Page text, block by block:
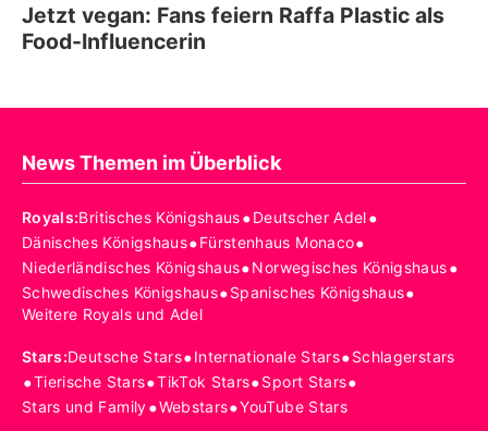
Jetzt vegan: Fans feiern Raffa Plastic als
Food-Influencerin
News Themen im Überblick
Royals:Britisches Königshaus•Deutscher Adel•
Dänisches Königshaus•Fürstenhaus Monaco•
Niederländisches Königshaus•Norwegisches Königshaus•
Schwedisches Königshaus•Spanisches Königshaus•
Weitere Royals und Adel
Stars:Deutsche Stars•Internationale Stars•Schlagerstars
•Tierische Stars•TikTok Stars•Sport Stars•
Stars und Family•Webstars•YouTube Stars